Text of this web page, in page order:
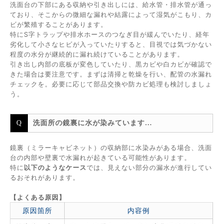
洗面台の下部にある収納や引き出しには、給水管・排水管が通っ
ており、そこからの微細な漏れや結露によって湿気がこもり、カ
ビが繁殖することがあります。
特にS字トラップや排水ホースのつなぎ目が緩んでいたり、経年
劣化して小さなヒビが入っていたりすると、目視では気づかない
程度の水分が継続的に漏れ続けていることがあります。
引き出し内部の底板が変色していたり、黒カビや白カビが確認で
きた場合は要注意です。まずは清掃と乾燥を行い、配管の水漏れ
チェックを。必要に応じて部品交換や防カビ処理も検討しましょ
う。
洗面所の鏡裏に水が染みています…
鏡裏（ミラーキャビネット）の収納部に水染みがある場合、洗面
台の内部や壁裏で水漏れが起きている可能性があります。
特に 以下のようなケースでは、見えない部分の漏水が進行してい
るおそれがあります。
【よくある原因】
原因箇所
内容例